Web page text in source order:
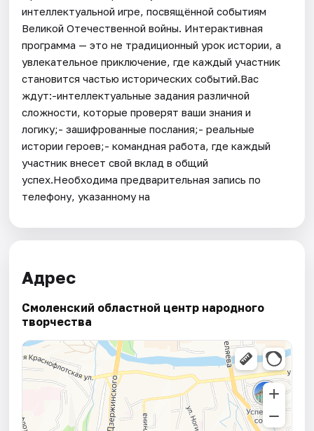
интеллектуальной игре, посвящённой событиям
Великой Отечественной войны. Интерактивная
программа — это не традиционный урок истории, а
увлекательное приключение, где каждый участник
становится частью исторических событий.Вас
ждут:-интеллектуальные задания различной
сложности, которые проверят ваши знания и
логику;- зашифрованные послания;- реальные
истории героев;- командная работа, где каждый
участник внесет свой вклад в общий
успех.Необходима предварительная запись по
телефону, указанному на
Адрес
Смоленский областной центр народного
творчества